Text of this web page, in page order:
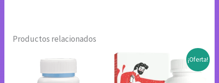
Productos relacionados
¡Oferta!